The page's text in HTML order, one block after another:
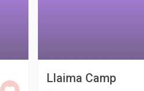
Llaima Camp